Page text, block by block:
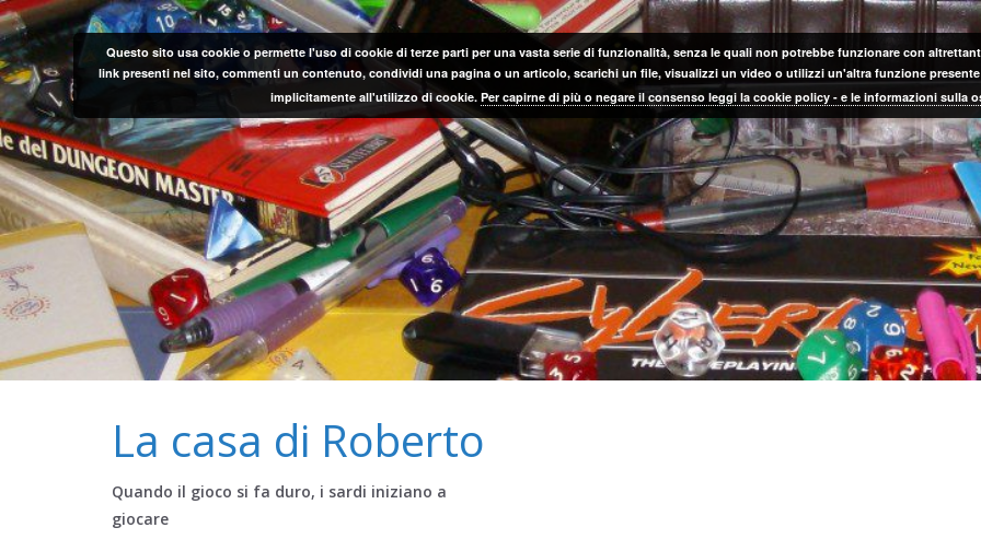
Salta
al
contenuto
La casa di Roberto
Quando il gioco si fa duro, i sardi iniziano a
giocare
Questo sito usa cookie o permette l'uso di cookie di terze parti per una vasta serie di funzionalità, senza le quali non potrebbe funzionare con
link presenti nel sito, commenti un contenuto, condividi una pagina o un articolo, scarichi un file, visualizzi un video o utilizzi un'altra funzione
implicitamente all'utilizzo di cookie. Per capirne di più o negare il consenso leggi la cookie policy - e le informazioni sulla